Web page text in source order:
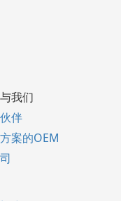
我们
伴
案的OEM